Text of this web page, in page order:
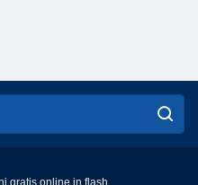
gratis online in flash